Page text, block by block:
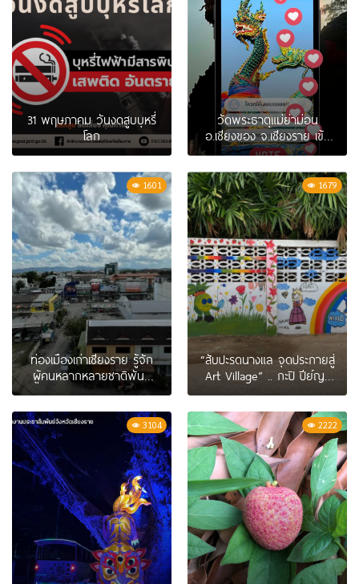
31 พฤษภาคม วันงดสูบบุหรี่
โลก
วัดพระธาตุแม่ย่าม่อน
อ.เชียงของ จ.เชียงราย เข้า
รอบ 2 แล้ว!! ร่วมโหวต
Unseen New Chapter ให้
เชียงรายเข้ารอบต่อไป
1601
ท่องเมืองเก่าเชียงราย รู้จัก
ผู้คนหลากหลายชาติพันธุ์
ผ่านความเชื่อและอาหารใน
สำรับ – The Cloud
1679
“สับปะรดนางแล จุดประกายสู่
Art Village” .. กะปิ ปีย์ญา
นันท์
3104 2222